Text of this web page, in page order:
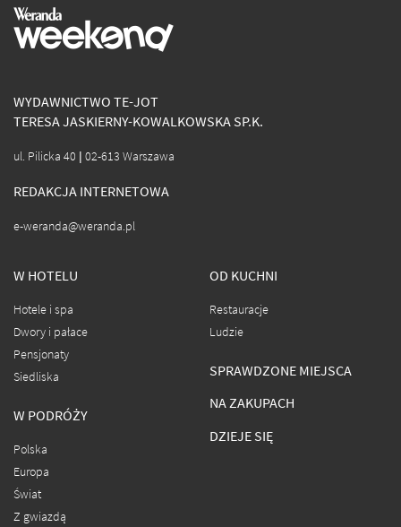
WYDAWNICTWO TE-JOT
TERESA JASKIERNY-KOWALKOWSKA SP.K.
ul. Pilicka 40 | 02-613 Warszawa
REDAKCJA INTERNETOWA
e-weranda@weranda.pl
W HOTELU
Hotele i spa
Dwory i pałace
Pensjonaty
Siedliska
W PODRÓŻY
Polska
Europa
Świat
Z gwiazdą
OD KUCHNI
Restauracje
Ludzie
SPRAWDZONE MIEJSCA
NA ZAKUPACH
DZIEJE SIĘ